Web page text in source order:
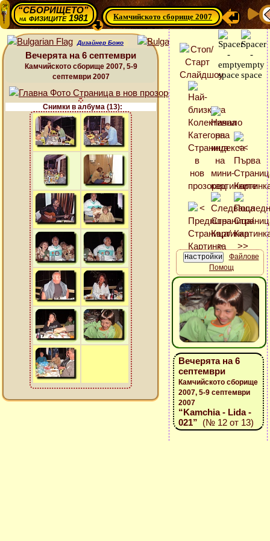
“СБОРИЩЕТО”
нафизиците 1981 Камчийското сборище 2007
Дизайнер Божо
Вечерята на 6 септември
Камчийското сборище 2007, 5-9
септември 2007
Снимки в албума (13):
Файлове
Помощ
Вечерята на 6
септември
Камчийското сборище
2007, 5-9 септември
2007
“Kamchia - Lida -
021” (№ 12 от 13)